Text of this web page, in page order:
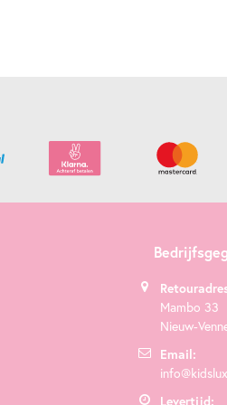
Mambo 33
Nieuw-
Email:
Levertijd: